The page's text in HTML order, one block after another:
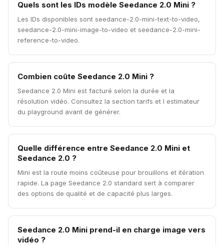
Quels sont les IDs modèle Seedance 2.0 Mini ?
Les IDs disponibles sont seedance-2.0-mini-text-to-video,
seedance-2.0-mini-image-to-video et seedance-2.0-mini-
reference-to-video.
Combien coûte Seedance 2.0 Mini ?
Seedance 2.0 Mini est facturé selon la durée et la
résolution vidéo. Consultez la section tarifs et l estimateur
du playground avant de générer.
Quelle différence entre Seedance 2.0 Mini et
Seedance 2.0 ?
Mini est la route moins coûteuse pour brouillons et itération
rapide. La page Seedance 2.0 standard sert à comparer
des options de qualité et de capacité plus larges.
Seedance 2.0 Mini prend-il en charge image vers
vidéo ?